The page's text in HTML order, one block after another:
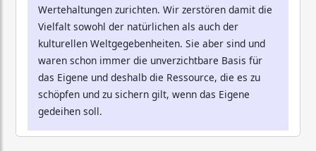
Wertehaltungen zurichten. Wir zerstören damit die
Vielfalt sowohl der natürlichen als auch der
kulturellen Weltgegebenheiten. Sie aber sind und
waren schon immer die unverzichtbare Basis für
das Eigene und deshalb die Ressource, die es zu
schöpfen und zu sichern gilt, wenn das Eigene
gedeihen soll.